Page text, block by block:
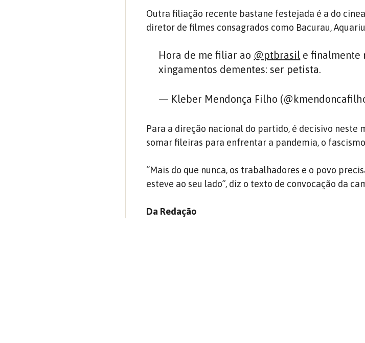
Outra filiação recente bastane festejada é a do
diretor de filmes consagrados como Bacurau,
Hora de me filiar ao @ptbrasil e finalmente
xingamentos dementes: ser petista.
— Kleber Mendonça Filho
Para a direção nacional do partido, é decisivo neste
somar fileiras para enfrentar a pandemia, o
“Mais do que nunca, os trabalhadores e o povo
esteve ao seu lado”, diz o texto de convocação da
Da Redação